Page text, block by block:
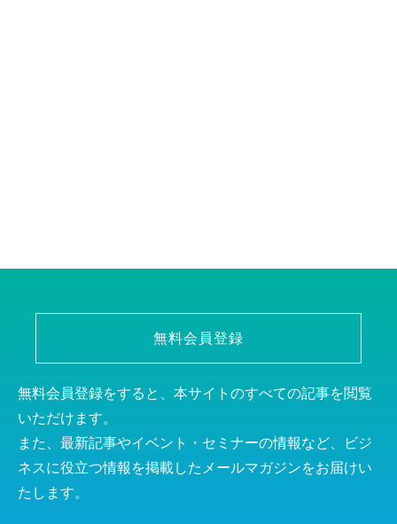
無料会員登録
無料会員登録をすると、本サイトのすべての記事を閲覧
いただけます。
また、最新記事やイベント・セミナーの情報など、ビジ
ネスに役立つ情報を掲載したメールマガジンをお届けい
たします。